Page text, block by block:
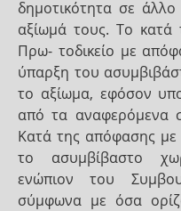
δημοτικότητα σε
αξίωμά τους. Το κατά
Πρω- τοδικείο με
ύπαρξη του
το αξίωμα, εφόσον
από τα αναφερόμενα
Κατά της απόφασης με
το ασυμβίβαστο
ενώπιον του
σύμφωνα με όσα